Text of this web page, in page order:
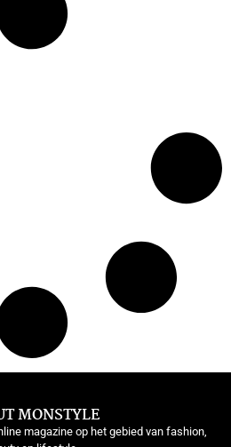
MONSTYLE
magazine op het gebied van fashion,